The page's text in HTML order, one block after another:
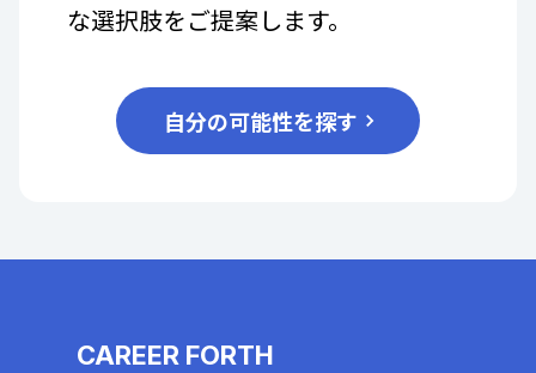
な選択肢をご提案します。
自分の可能性を探す
CAREER FORTH